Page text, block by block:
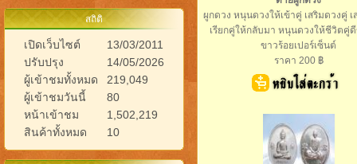
สถิติ
เปิดเว็บไซต์
13/03/2011
ปรับปรุง
14/05/2026
ผู้เข้าชมทั้งหมด
219,049
ผู้เข้าชมวันนี้
80
หน้าเข้าชม
1,502,219
สินค้าทั้งหมด
10
ผูกดวง หนุนดวงให้เข้าคู่ เสริมดวงคู่
เรียกคู่ให้กลับมา หนุนดวงให้ชีวิตคู่
ขาวร้อยเปอร์เซ็นต์
ราคา 200 ฿